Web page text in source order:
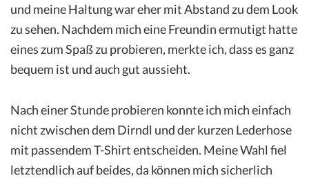
und meine Haltung war eher mit Abstand zu dem Look
zu sehen. Nachdem mich eine Freundin ermutigt hatte
eines zum Spaß zu probieren, merkte ich, dass es ganz
bequem ist und auch gut aussieht.
Nach einer Stunde probieren konnte ich mich einfach
nicht zwischen dem Dirndl und der kurzen Lederhose
mit passendem T-Shirt entscheiden. Meine Wahl fiel
letztendlich auf beides, da können mich sicherlich